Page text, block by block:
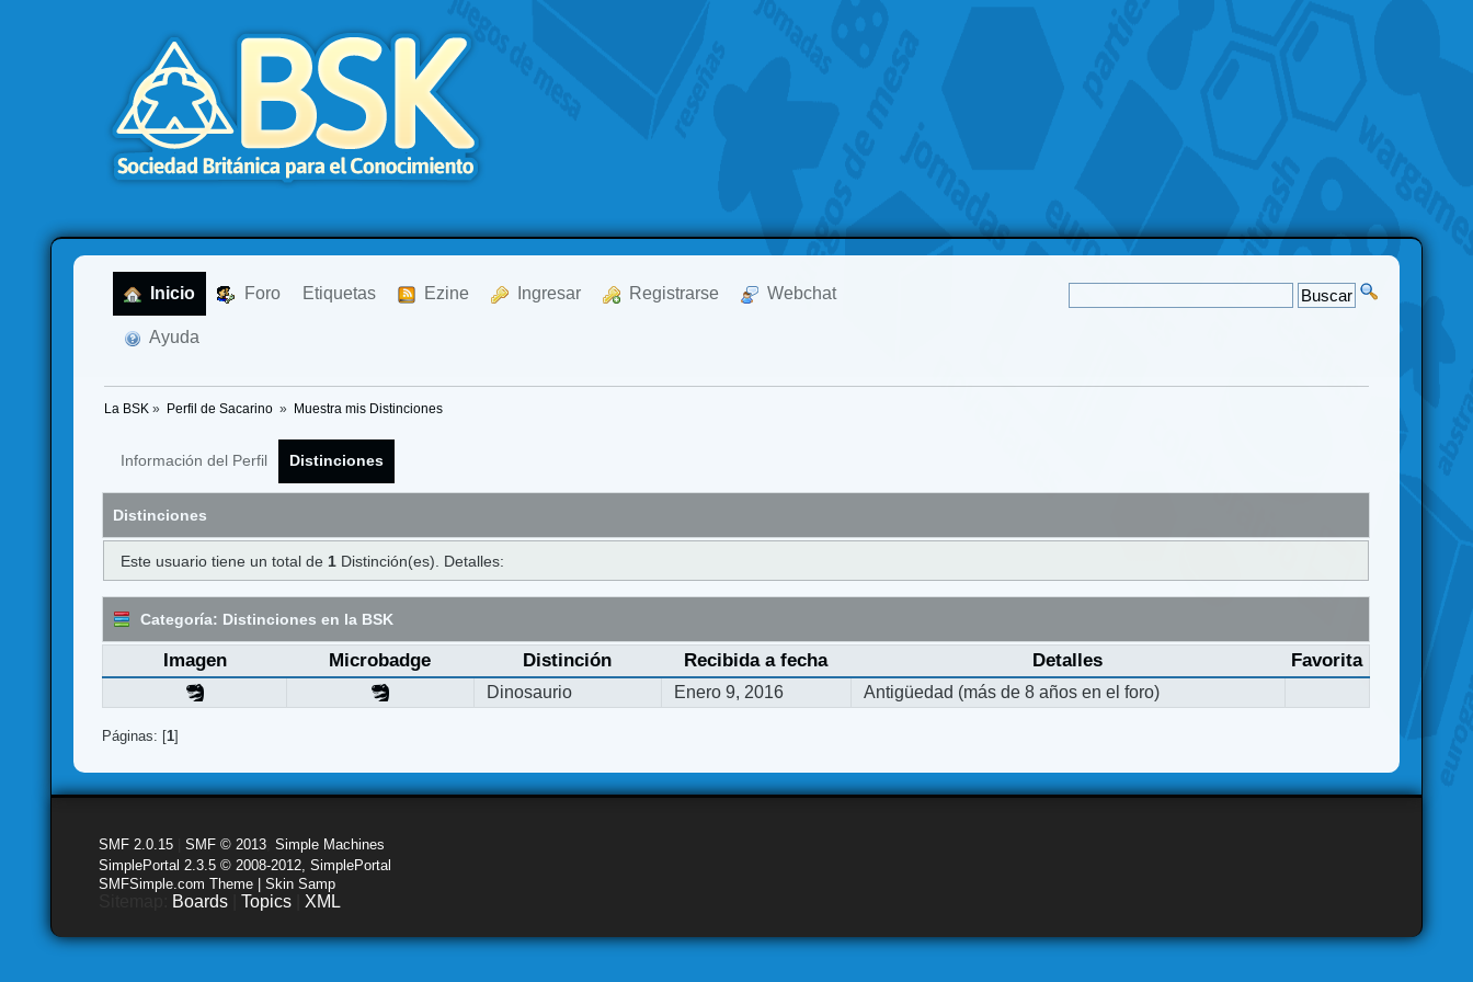
Inicio Foro Etiquetas Ezine Ingresar Registrarse Webchat
Ayuda
La BSK » Perfil de Sacarino » Muestra mis Distinciones
Información del Perfil Distinciones
Distinciones
Este usuario tiene un total de 1Distinción(es). Detalles:
Categoría: Distinciones en la BSK
Imagen Microbadge Distinción Recibida a fecha Detalles Favorita
Dinosaurio Enero 9, 2016 Antigüedad (más de 8 años en el foro)
Páginas: [1]
SMF 2.0.15 |SMF © 2013 ,Simple Machines
SimplePortal 2.3.5 © 2008-2012, SimplePortal
SMFSimple.com Theme | Skin Samp
Boards |Topics XML